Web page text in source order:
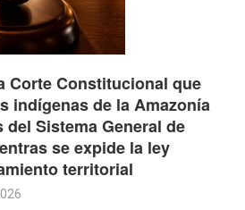
Corte Constitucional que
indígenas de la Amazonía
Sistema General de
se expide la ley
territorial